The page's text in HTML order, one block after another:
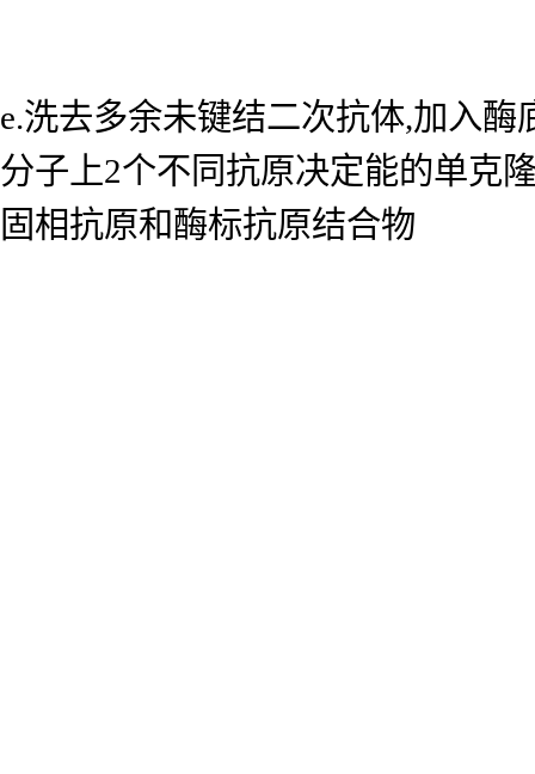
e.洗去多余未键结二次抗体,加入
分子上2个不同抗原决定能的单克
固相抗原和酶标抗原结合物